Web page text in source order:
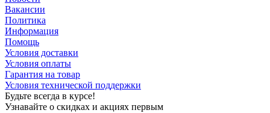
Вакансии
Политика
Информация
Помощь
Условия доставки
Условия оплаты
Гарантия на товар
Условия технической поддержки
Будьте всегда в курсе!
Узнавайте о скидках и акциях первым